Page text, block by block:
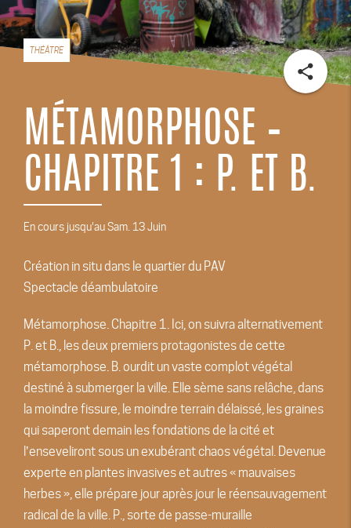
THÉÂTRE
share
MÉTAMORPHOSE –
CHAPITRE 1 : P. ET B.
En cours jusqu'au Sam. 13 Juin
Création in situ dans le quartier du PAV
Spectacle déambulatoire
Métamorphose. Chapitre 1. Ici, on suivra alternativement
P. et B., les deux premiers protagonistes de cette
métamorphose. B. ourdit un vaste complot végétal
destiné à submerger la ville. Elle sème sans relâche, dans
la moindre fissure, le moindre terrain délaissé, les graines
qui saperont demain les fondations de la cité et
lʼenseveliront sous un exubérant chaos végétal. Devenue
experte en plantes invasives et autres « mauvaises
herbes », elle prépare jour après jour le réensauvagement
radical de la ville. P., sorte de passe-muraille